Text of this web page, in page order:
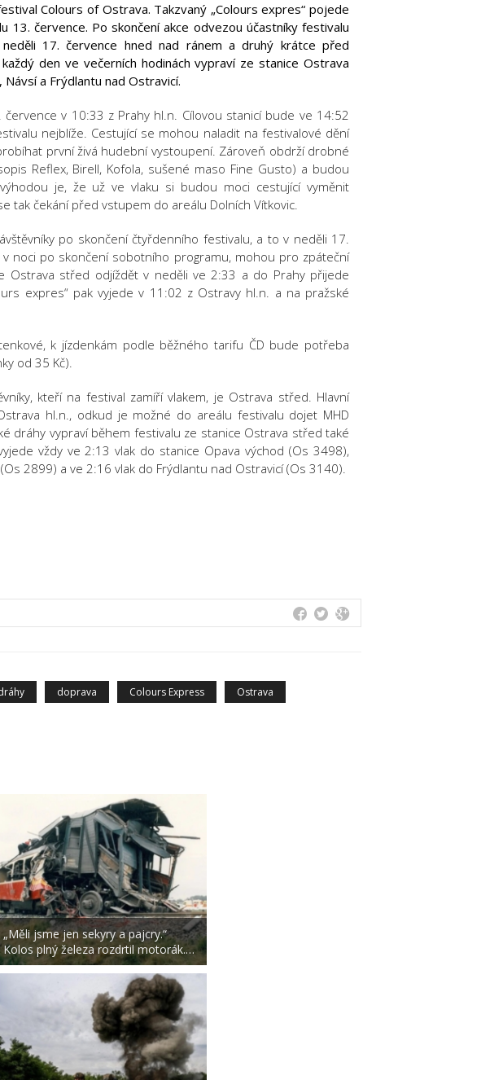
Colours of Ostrava. Takzvaný „Colours expres“ pojede
července. Po skončení akce odvezou účastníky festivalu
17. července hned nad ránem a druhý krátce před
den ve večerních hodinách vypraví ze stanice Ostrava
a Frýdlantu nad Ostravicí.
v 10:33 z Prahy hl.n. Cílovou stanicí bude ve 14:52
nejblíže. Cestující se mohou naladit na festivalové dění
první živá hudební vystoupení. Zároveň obdrží drobné
Reflex, Birell, Kofola, sušené maso Fine Gusto) a budou
je, že už ve vlaku si budou moci cestující vyměnit
tak čekání před vstupem do areálu Dolních Vítkovic.
po skončení čtyřdenního festivalu, a to v neděli 17.
noci po skončení sobotního programu, mohou pro zpáteční
Ostrava střed odjíždět v neděli ve 2:33 a do Prahy přijede
expres“ pak vyjede v 11:02 z Ostravy hl.n. a na pražské
k jízdenkám podle běžného tarifu ČD bude potřeba
od 35 Kč).
kteří na festival zamíří vlakem, je Ostrava střed. Hlavní
hl.n., odkud je možné do areálu festivalu dojet MHD
dráhy vypraví během festivalu ze stanice Ostrava střed také
vždy ve 2:13 vlak do stanice Opava východ (Os 3498),
2899) a ve 2:16 vlak do Frýdlantu nad Ostravicí (Os 3140).
doprava Colours Express Ostrava
„Měli jsme jen sekyry a pajcry.“
Kolos plný železa rozdrtil motorák.…